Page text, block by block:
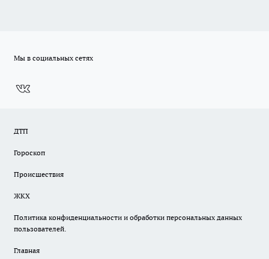
Мы в социальных сетях
ДТП
Гороскоп
Происшествия
ЖКХ
Политика конфиденциальности и обработки персональных данных
пользователей.
Главная